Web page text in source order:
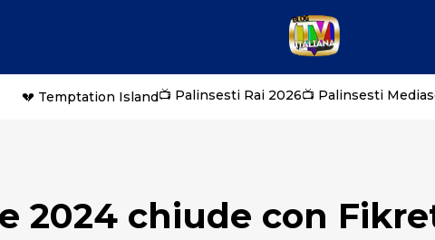
💔 Temptation Island📺 Palinsesti Rai 2026📺 Palinsesti
2024 chiude con